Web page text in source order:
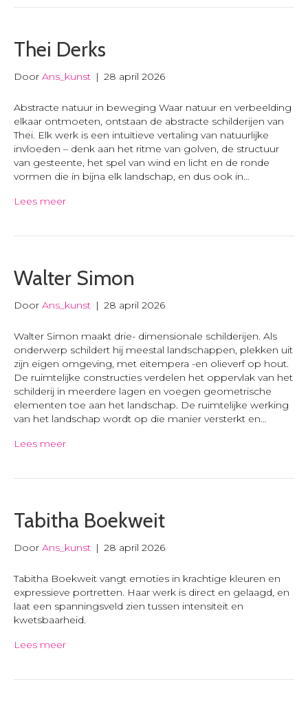
Thei Derks
Door Ans_kunst | 28 april 2026
Abstracte natuur in beweging Waar natuur en verbeelding
elkaar ontmoeten, ontstaan de abstracte schilderijen van
Thei. Elk werk is een intuïtieve vertaling van natuurlijke
invloeden – denk aan het ritme van golven, de structuur
van gesteente, het spel van wind en licht en de ronde
vormen die in bijna elk landschap, en dus ook in…
Lees meer
Walter Simon
Door Ans_kunst | 28 april 2026
Walter Simon maakt drie- dimensionale schilderijen. Als
onderwerp schildert hij meestal landschappen, plekken uit
zijn eigen omgeving, met eitempera -en olieverf op hout.
De ruimtelijke constructies verdelen het oppervlak van het
schilderij in meerdere lagen en voegen geometrische
elementen toe aan het landschap. De ruimtelijke werking
van het landschap wordt op die manier versterkt en…
Lees meer
Tabitha Boekweit
Door Ans_kunst | 28 april 2026
Tabitha Boekweit vangt emoties in krachtige kleuren en
expressieve portretten. Haar werk is direct en gelaagd, en
laat een spanningsveld zien tussen intensiteit en
kwetsbaarheid.
Lees meer